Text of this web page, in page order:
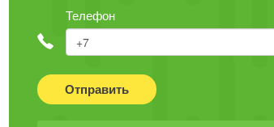
Телефон
Отправить